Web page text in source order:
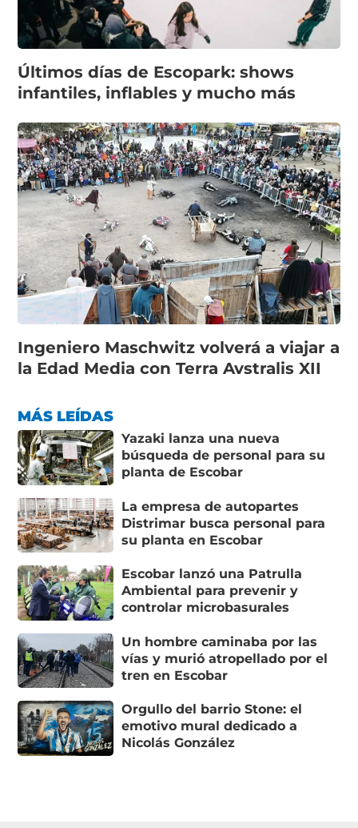
Últimos días de Escopark: shows
infantiles, inflables y mucho más
Ingeniero Maschwitz volverá a viajar a
la Edad Media con Terra Avstralis XII
MÁS LEÍDAS
Yazaki lanza una nueva
búsqueda de personal para su
planta de Escobar
La empresa de autopartes
Distrimar busca personal para
su planta en Escobar
Escobar lanzó una Patrulla
Ambiental para prevenir y
controlar microbasurales
Un hombre caminaba por las
vías y murió atropellado por el
tren en Escobar
Orgullo del barrio Stone: el
emotivo mural dedicado a
Nicolás González